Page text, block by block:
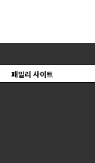
패밀리 사이트